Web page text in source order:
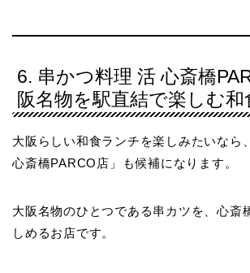
6. 串かつ料理 活 心斎橋
阪名物を駅直結で楽しむ和
大阪らしい和食ランチを楽しみたいなら
心斎橋PARCO店」も候補になります。
大阪名物のひとつである串カツを、心斎
しめるお店です。